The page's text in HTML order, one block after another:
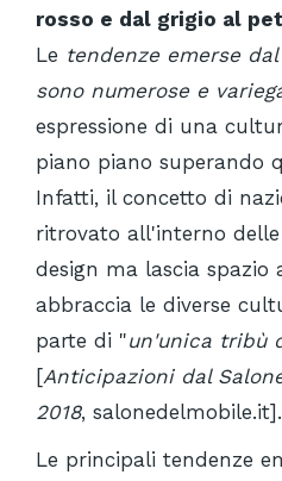
rosso e dal grigio al
Le tendenze emerse
sono numerose e
espressione di una
piano piano superando
Infatti, il concetto di
ritrovato all'interno
design ma lascia spazio
abbraccia le diverse
parte di "un'unica tribù
[Anticipazioni dal
2018, salonedelmobile.it].
Le principali tendenze